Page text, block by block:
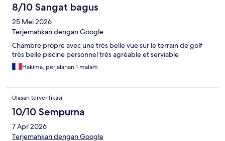
8/10 Sangat bagus
25 Mei 2026
Terjemahkan dengan Google
Chambre propre avec une très belle vue sur le terrain de golf
très belle piscine personnel très agréable et serviable
Hakima, perjalanan 1 malam
Ulasan terverifikasi
10/10 Sempurna
7 Apr 2026
Terjemahkan dengan Google